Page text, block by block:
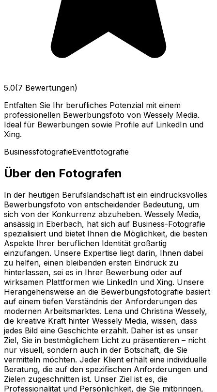
5.0(7 Bewertungen)
Entfalten Sie Ihr berufliches Potenzial mit einem
professionellen Bewerbungsfoto von Wessely Media.
Ideal für Bewerbungen sowie Profile auf LinkedIn und
Xing.
BusinessfotografieEventfotografie
Über den Fotografen
In der heutigen Berufslandschaft ist ein eindrucksvolles
Bewerbungsfoto von entscheidender Bedeutung, um
sich von der Konkurrenz abzuheben. Wessely Media,
ansässig in Eberbach, hat sich auf Business-Fotografie
spezialisiert und bietet Ihnen die Möglichkeit, die besten
Aspekte Ihrer beruflichen Identität großartig
einzufangen. Unsere Expertise liegt darin, Ihnen dabei
zu helfen, einen bleibenden ersten Eindruck zu
hinterlassen, sei es in Ihrer Bewerbung oder auf
wirksamen Plattformen wie LinkedIn und Xing. Unsere
Herangehensweise an die Bewerbungsfotografie basiert
auf einem tiefen Verständnis der Anforderungen des
modernen Arbeitsmarktes. Lena und Christina Wessely,
die kreative Kraft hinter Wessely Media, wissen, dass
jedes Bild eine Geschichte erzählt. Daher ist es unser
Ziel, Sie in bestmöglichem Licht zu präsentieren – nicht
nur visuell, sondern auch in der Botschaft, die Sie
vermitteln möchten. Jeder Klient erhält eine individuelle
Beratung, die auf den spezifischen Anforderungen und
Zielen zugeschnitten ist. Unser Ziel ist es, die
Professionalität und Persönlichkeit, die Sie mitbringen,